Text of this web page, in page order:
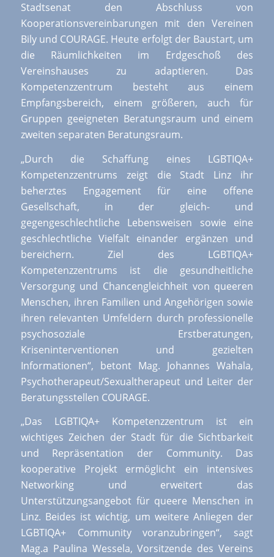
Stadtsenat den Abschluss von
Kooperationsvereinbarungen mit den Vereinen
Bily und COURAGE. Heute erfolgt der Baustart, um
die Räumlichkeiten im Erdgeschoß des
Vereinshauses zu adaptieren. Das
Kompetenzzentrum besteht aus einem
Empfangsbereich, einem größeren, auch für
Gruppen geeigneten Beratungsraum und einem
zweiten separaten Beratungsraum.
„Durch die Schaffung eines LGBTIQA+
Kompetenzzentrums zeigt die Stadt Linz ihr
beherztes Engagement für eine offene
Gesellschaft, in der gleich- und
gegengeschlechtliche Lebensweisen sowie eine
geschlechtliche Vielfalt einander ergänzen und
bereichern. Ziel des LGBTIQA+
Kompetenzzentrums ist die gesundheitliche
Versorgung und Chancengleichheit von queeren
Menschen, ihren Familien und Angehörigen sowie
ihren relevanten Umfeldern durch professionelle
psychosoziale Erstberatungen,
Kriseninterventionen und gezielten
Informationen“, betont Mag. Johannes Wahala,
Psychotherapeut/Sexualtherapeut und Leiter der
Beratungsstellen COURAGE.
„Das LGBTIQA+ Kompetenzzentrum ist ein
wichtiges Zeichen der Stadt für die Sichtbarkeit
und Repräsentation der Community. Das
kooperative Projekt ermöglicht ein intensives
Networking und erweitert das
Unterstützungsangebot für queere Menschen in
Linz. Beides ist wichtig, um weitere Anliegen der
LGBTIQA+ Community voranzubringen“, sagt
Mag.a Paulina Wessela, Vorsitzende des Vereins